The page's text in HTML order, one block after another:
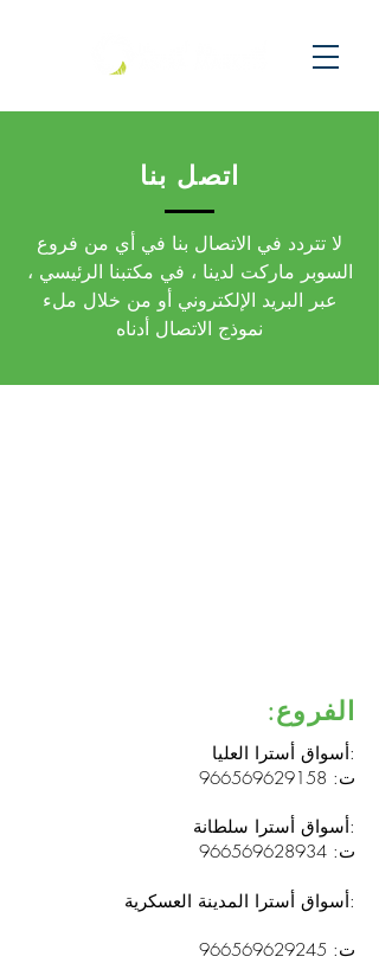
اتصل بنا
لا تتردد في الاتصال بنا في أي من فروع
السوبر ماركت لدينا ، في مكتبنا الرئيسي ،
عبر البريد الإلكتروني أو من خلال ملء
نموذج الاتصال أدناه
الفروع:
أسواق أسترا العليا:
ت: 966569629158
أسواق أسترا سلطانة:
ت: 966569628934
أسواق أسترا المدينة العسكرية:
ت: 966569629245